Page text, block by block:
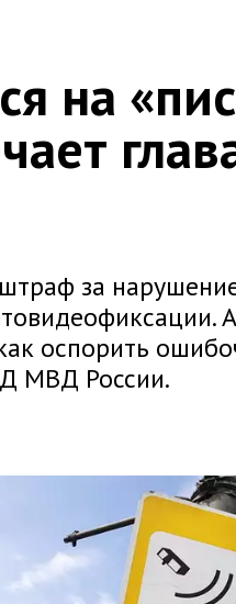
на
за
оспорить
МВД России.